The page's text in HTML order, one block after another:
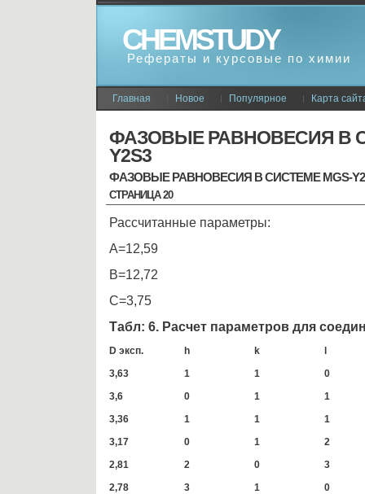
CHEMSTUDY
Рефераты и курсовые по химии
Главная Новое Популярное Карта
ФАЗОВЫЕ РАВНОВЕСИЯ В
Y2S3
ФАЗОВЫЕ РАВНОВЕСИЯ В СИСТЕМЕ MGS-
СТРАНИЦА 20
Рассчитанные параметры:
А=12,59
В=12,72
С=3,75
Табл: 6. Расчет параметров для
D эксп. h k
3,63
1 1
0
3,6
0 1
1
3,36
1 1
1
3,17
0 1
2
2,81
2 0
3
2,78
3 1
0